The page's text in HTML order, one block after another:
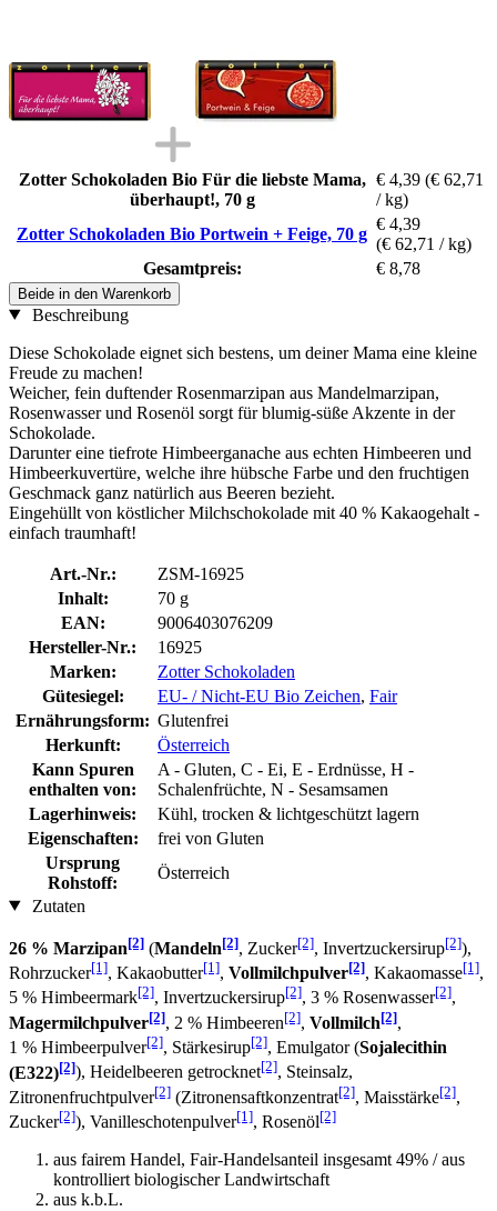
Zotter Schokoladen Bio Für die liebste Mama,
überhaupt!, 70 g
€ 4,39 (€ 62,71
/ kg)
Zotter Schokoladen Bio Portwein + Feige, 70 g
€ 4,39
(€ 62,71 / kg)
Gesamtpreis:
€ 8,78
Beide in den Warenkorb
Beschreibung
Diese Schokolade eignet sich bestens, um deiner Mama eine kleine
Freude zu machen!
Weicher, fein duftender Rosenmarzipan aus Mandelmarzipan,
Rosenwasser und Rosenöl sorgt für blumig-süße Akzente in der
Schokolade.
Darunter eine tiefrote Himbeerganache aus echten Himbeeren und
Himbeerkuvertüre, welche ihre hübsche Farbe und den fruchtigen
Geschmack ganz natürlich aus Beeren bezieht.
Eingehüllt von köstlicher Milchschokolade mit 40 % Kakaogehalt -
einfach traumhaft!
Art.-Nr.:
ZSM-16925
Inhalt:
70 g
EAN:
9006403076209
Hersteller-Nr.:
16925
Marken:
Zotter Schokoladen
Gütesiegel:
EU- / Nicht-EU Bio Zeichen, Fair
Ernährungsform: Glutenfrei
Herkunft:
Österreich
Kann Spuren
enthalten von:
A - Gluten, C - Ei, E - Erdnüsse, H -
Schalenfrüchte, N - Sesamsamen
Lagerhinweis:
Kühl, trocken & lichtgeschützt lagern
Eigenschaften:
frei von Gluten
Ursprung
Rohstoff:
Österreich
Zutaten
26 % Marzipan[2] (Mandeln[2], Zucker[2], Invertzuckersirup[2]),
Rohrzucker[1], Kakaobutter[1], Vollmilchpulver[2], Kakaomasse[1],
5 % Himbeermark[2], Invertzuckersirup[2], 3 % Rosenwasser[2],
Magermilchpulver[2], 2 % Himbeeren[2], Vollmilch[2],
1 % Himbeerpulver[2], Stärkesirup[2], Emulgator (Sojalecithin
(E322)[2]), Heidelbeeren getrocknet[2], Steinsalz,
Zitronenfruchtpulver[2] (Zitronensaftkonzentrat[2], Maisstärke[2],
Zucker[2]), Vanilleschotenpulver[1], Rosenöl[2]
aus fairem Handel, Fair-Handelsanteil insgesamt 49% / aus
kontrolliert biologischer Landwirtschaft
aus k.b.L.